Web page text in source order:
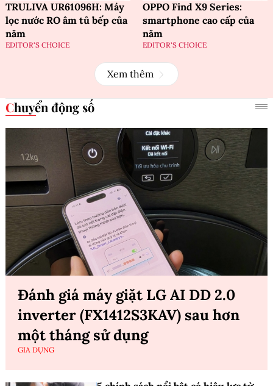
TRULIVA UR61096H: Máy
lọc nước RO âm tủ bếp của
năm
EDITOR'S CHOICE
OPPO Find X9 Series:
smartphone cao cấp của
năm
EDITOR'S CHOICE
Xem thêm
Chuyển động số
Đánh giá máy giặt LG AI DD 2.0
inverter (FX1412S3KAV) sau hơn
một tháng sử dụng
GIA DỤNG